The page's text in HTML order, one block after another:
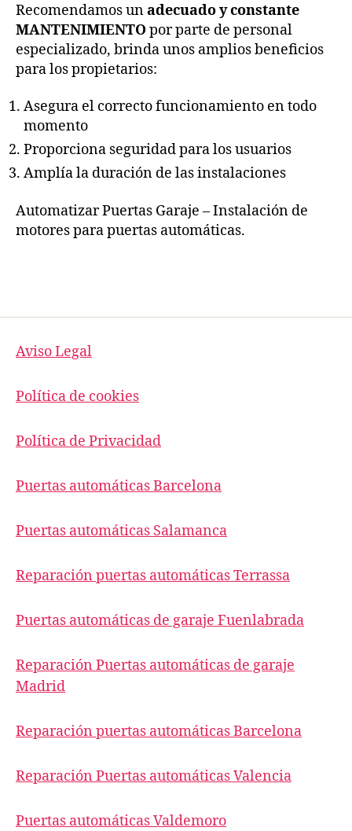
Recomendamos unadecuado y constante
MANTENIMIENTOpor parte de personal
especializado, brinda unos amplios beneficios
para los propietarios:
Asegura el correcto funcionamiento en todo
momento
Proporciona seguridad para los usuarios
Amplía la duración de las instalaciones
Automatizar Puertas Garaje – Instalación de
motores para puertas automáticas.
Aviso Legal
Política de cookies
Política de Privacidad
Puertas automáticas Barcelona
Puertas automáticas Salamanca
Reparación puertas automáticas Terrassa
Puertas automáticas de garaje Fuenlabrada
Reparación Puertas automáticas de garaje
Madrid
Reparación puertas automáticas Barcelona
Reparación Puertas automáticas Valencia
Puertas automáticas Valdemoro